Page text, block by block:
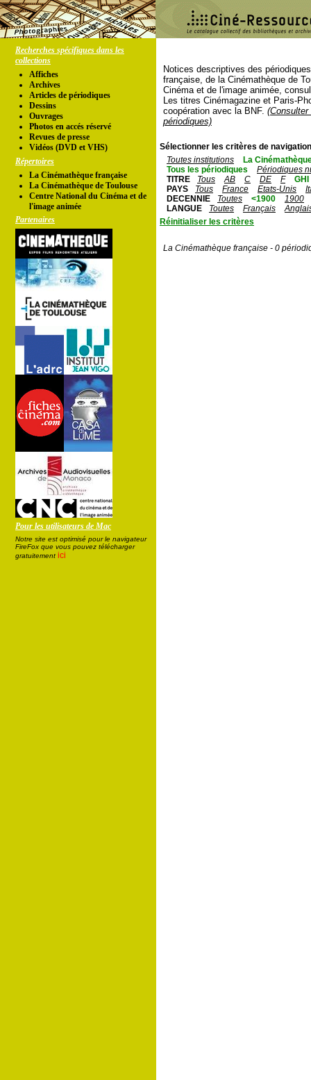
Recherches spécifiques dans les
collections
Affiches
Archives
Articles de périodiques
Dessins
Ouvrages
Photos en accés réservé
Revues de presse
Vidéos (DVD et VHS)
Répertoires
La Cinémathèque française
La Cinémathèque de Toulouse
Centre National du Cinéma et de
l'image animée
Partenaires
Pour les utilisateurs de Mac
Notre site est optimisé pour le navigateur
FireFox que vous pouvez télécharger
gratuitement ici
Notices descriptives des
française, de la Cinémathèque de
Cinéma et de l'image animée,
Les titres Cinémagazine et Paris-
coopération avec la BNF.
périodiques)
Sélectionner les critères de
Toutes institutions
La
Tous les périodiques
Périodiques
TITRE
Tous AB C DE F
GHI
PAYS
Tous France Etats-Unis
DECENNIE
Toutes <1900
1900
LANGUE
Toutes Français
Réinitialiser les critères
La Cinémathèque française - 0